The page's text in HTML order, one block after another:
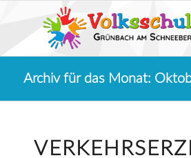
Archiv für das Monat: